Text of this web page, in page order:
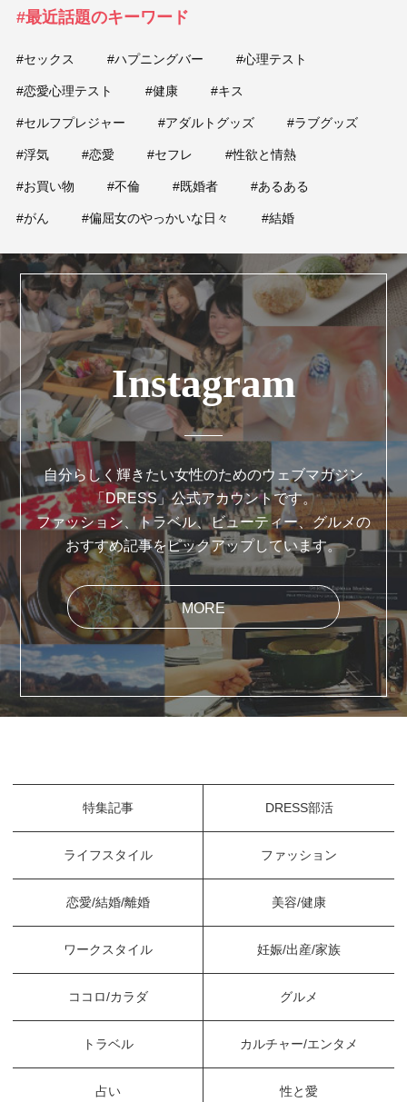
#最近話題のキーワード
#セックス #ハプニングバー #心理テスト
#恋愛心理テスト #健康 #キス
#セルフプレジャー #アダルトグッズ #ラブグッズ
#浮気 #恋愛 #セフレ #性欲と情熱
#お買い物 #不倫 #既婚者 #あるある
#がん #偏屈女のやっかいな日々 #結婚
Instagram
自分らしく輝きたい女性のためのウェブマガジン
「DRESS」公式アカウントです。
ファッション、トラベル、ビューティー、グルメの
おすすめ記事をピックアップしています。
MORE
特集記事 DRESS部活
ライフスタイル ファッション
恋愛/結婚/離婚 美容/健康
ワークスタイル 妊娠/出産/家族
ココロ/カラダ グルメ
トラベル カルチャー/エンタメ
占い 性と愛